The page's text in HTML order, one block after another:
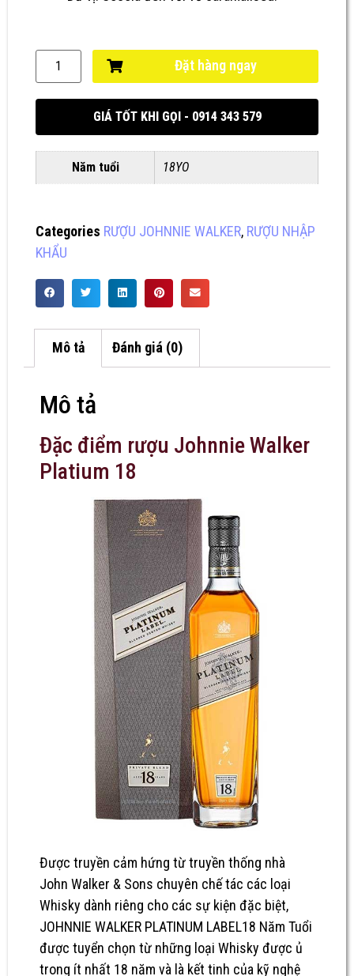
Đặt hàng ngay
GIÁ TỐT KHI GỌI - 0914 343 579
Năm tuổi 18YO
Categories RƯỢU JOHNNIE WALKER, RƯỢU NHẬP
KHẨU
Mô tả Đánh giá (0)
Mô tả
Đặc điểm rượu Johnnie Walker
Platium 18
Được truyền cảm hứng từ truyền thống nhà
John Walker & Sons chuyên chế tác các loại
Whisky dành riêng cho các sự kiện đặc biệt,
JOHNNIE WALKER PLATINUM LABEL18 Năm Tuổi
được tuyển chọn từ những loại Whisky được ủ
trong ít nhất 18 năm và là kết tinh của kỹ nghệ